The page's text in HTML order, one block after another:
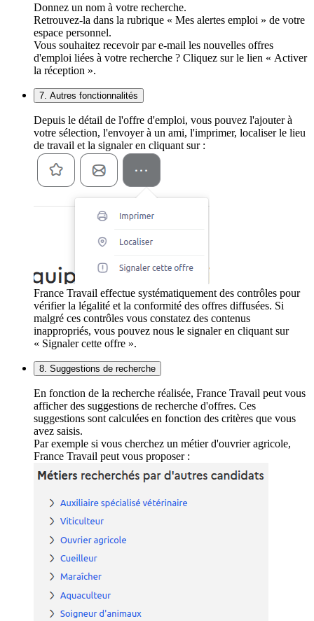
Donnez un nom à votre recherche.
Retrouvez-la dans la rubrique « Mes alertes emploi » de votre
espace personnel.
Vous souhaitez recevoir par e-mail les nouvelles offres
d'emploi liées à votre recherche ? Cliquez sur le lien « Activer
la réception ».
7. Autres fonctionnalités
Depuis le détail de l'offre d'emploi, vous pouvez l'ajouter à
votre sélection, l'envoyer à un ami, l'imprimer, localiser le lieu
de travail et la signaler en cliquant sur :
France Travail effectue systématiquement des contrôles pour
vérifier la légalité et la conformité des offres diffusées. Si
malgré ces contrôles vous constatez des contenus
inappropriés, vous pouvez nous le signaler en cliquant sur
« Signaler cette offre ».
8. Suggestions de recherche
En fonction de la recherche réalisée, France Travail peut vous
afficher des suggestions de recherche d'offres. Ces
suggestions sont calculées en fonction des critères que vous
avez saisis.
Par exemple si vous cherchez un métier d'ouvrier agricole,
France Travail peut vous proposer :